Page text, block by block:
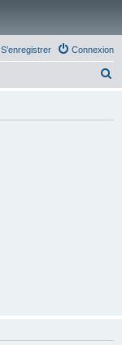
Connexion
S’enregistrer